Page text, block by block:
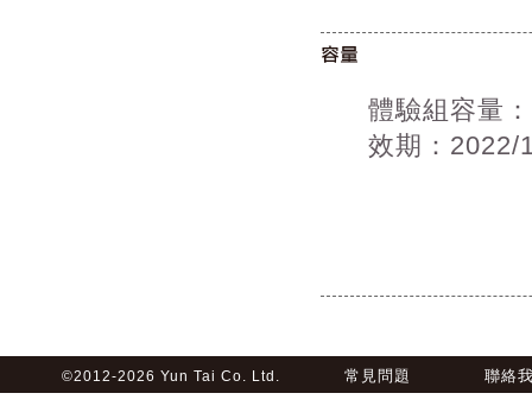
體驗組容量
效期：2022/
©2012-2026 Yun Tai Co. Ltd. 常見問題 聯絡